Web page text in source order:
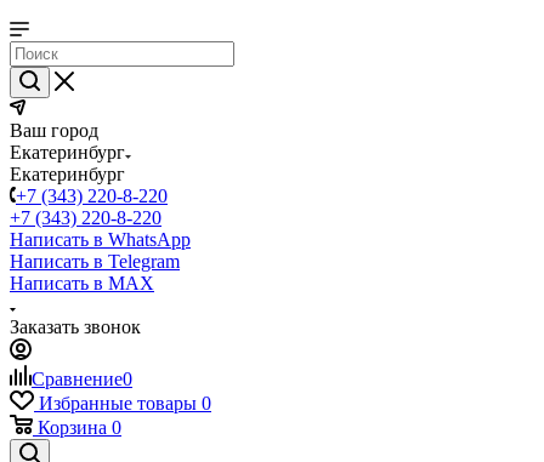
Ваш город
Екатеринбург
Екатеринбург
+7 (343) 220-8-220
+7 (343) 220-8-220
Написать в WhatsApp
Написать в Telegram
Написать в MAX
Заказать звонок
Сравнение0
Избранные товары 0
Корзина 0